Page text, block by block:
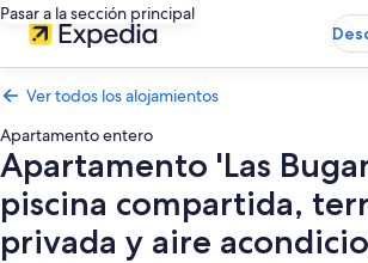
Pasar a la sección principal
Ver todos los alojamientos
Apartamento entero
Apartamento 'Las
piscina compartida,
privada y aire